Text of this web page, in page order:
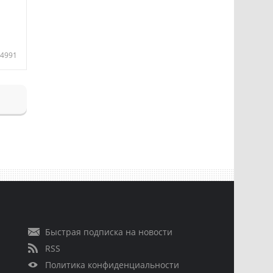
4991
Быстрая подписка на новости
RSS
Политика конфиденциальности